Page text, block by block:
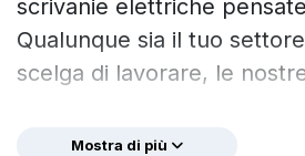
scrivanie elettriche
Qualunque sia il tuo
scelga di lavorare, le
alle tue esigenze.
Mostra di più